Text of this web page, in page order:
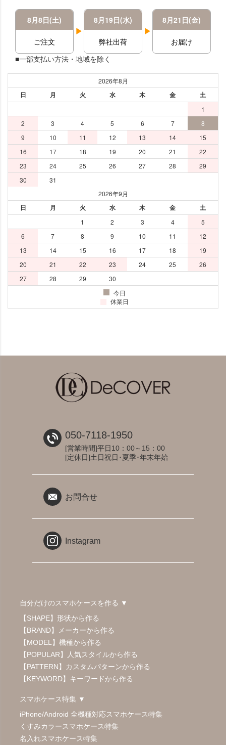
050-7118-1950
[営業時間]平日10：00～15：00
[定休日]土日祝日･夏季･年末年始
お問合せ
Instagram
自分だけのスマホケースを作る ▼
【SHAPE】形状から作る
【BRAND】メーカーから作る
【MODEL】機種から作る
【POPULAR】人気スタイルから作る
【PATTERN】カスタムパターンから作る
【KEYWORD】キーワードから作る
スマホケース特集 ▼
iPhone/Android 全機種対応スマホケース特集
くすみカラースマホケース特集
名入れスマホケース特集